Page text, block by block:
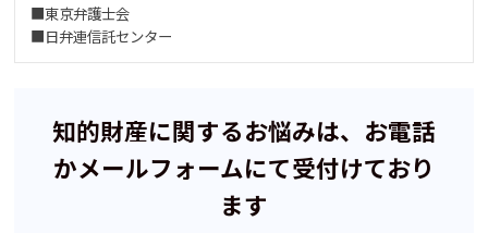
■東京弁護士会
■日弁連信託センター
知的財産に関するお悩みは、お電話
かメールフォームにて受付けており
ます